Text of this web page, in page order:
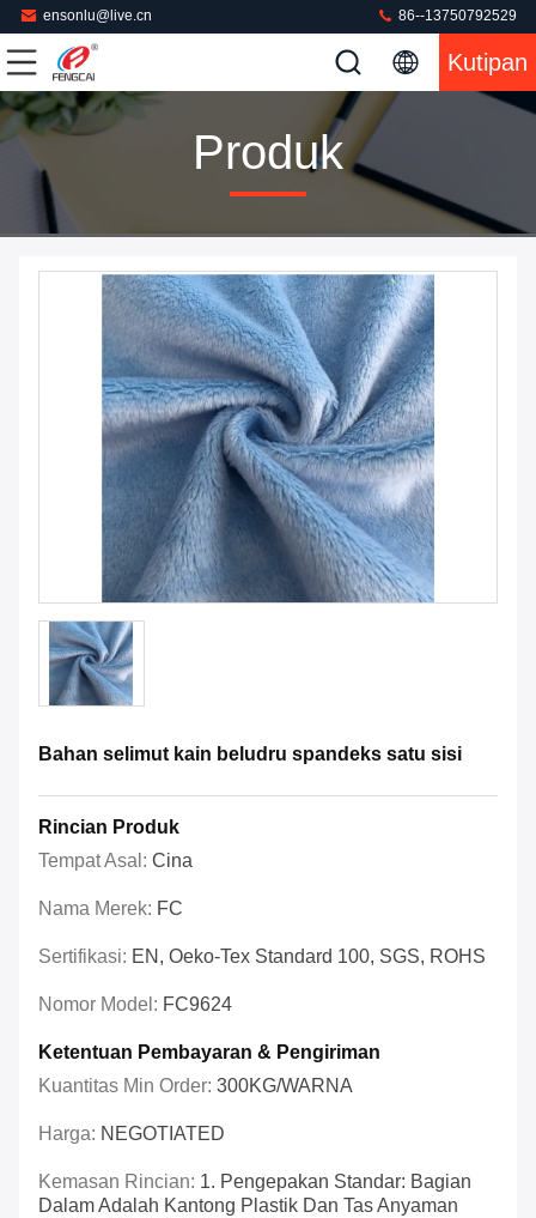
ensonlu@live.cn 86--13750792529
Kutipan
Produk
Bahan selimut kain beludru spandeks satu sisi
Rincian Produk
Tempat Asal: Cina
Nama Merek: FC
Sertifikasi: EN, Oeko-Tex Standard 100, SGS, ROHS
Nomor Model: FC9624
Ketentuan Pembayaran & Pengiriman
Kuantitas Min Order: 300KG/WARNA
Harga: NEGOTIATED
Kemasan Rincian: 1. Pengepakan Standar: Bagian
Dalam Adalah Kantong Plastik Dan Tas Anyaman